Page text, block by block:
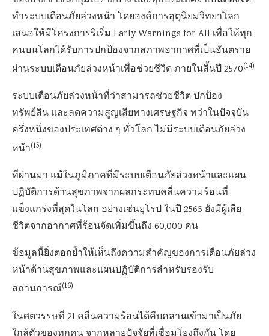
ทำระบบเตือนภัยล่วงหน้า โดยองค์การอุตุนิยมวิทยาโลก
เสนอให้มีโครงการริเริ่ม Early Warnings for All เพื่อให้ทุก
คนบนโลกได้รับการปกป้องจากสภาพอากาศที่เป็นอันตราย
ผ่านระบบเตือนภัยล่วงหน้าเพื่อช่วยชีวิต ภายในสิ้นปี 2570(14)
ระบบเตือนภัยล่วงหน้าที่ว่าสามารถช่วยชีวิต ปกป้อง
ทรัพย์สิน และลดความสูญเสียทางเศรษฐกิจ ทว่าในปัจจุบัน
ครึ่งหนึ่งของประเทศต่าง ๆ ทั่วโลก ไม่มีระบบเตือนภัยล่วง
หน้า(15)
ที่ผ่านมา แม้ในภูมิภาคที่มีระบบเตือนภัยล่วงหน้าและแผน
ปฏิบัติการด้านสุขภาพจากผลกระทบคลื่นความร้อนที่
แข็งแกร่งที่สุดในโลก อย่างเช่นยุโรป ในปี 2565 ยังมีผู้เสีย
ชีวิตจากอากาศที่ร้อนจัดเพิ่มขึ้นถึง 60,000 คน
ข้อมูลนี้ยิ่งตอกย้ำให้เห็นถึงความสำคัญของการเตือนภัยล่วง
หน้าด้านสุขภาพและแผนปฏิบัติการสำหรับรองรับ
สถานการณ์(16)
ในศตวรรษที่ 21 คลื่นความร้อนได้คืบคลานเข้ามาเป็นภัย